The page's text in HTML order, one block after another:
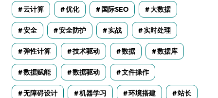
云计算 优化 国际SEO 大数据
安全 安全防护 实战 实时处理
弹性计算 技术驱动 数据 数据库
数据赋能 数据驱动 文件操作
无障碍设计 机器学习 环境搭建 站长